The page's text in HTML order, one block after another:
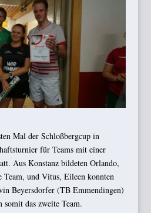
Mal der Schloßbergcup in
für Teams mit einer
Aus Konstanz bildeten Orlando,
Team, und Vitus, Eileen konnten
Beyersdorfer (TB Emmendingen)
das zweite Team.